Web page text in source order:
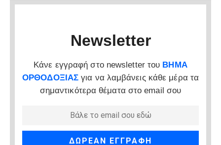
Newsletter
Κάνε εγγραφή στο newsletter του ΒΗΜΑ
ΟΡΘΟΔΟΞΙΑΣ για να λαμβάνεις κάθε μέρα τα
σημαντικότερα θέματα στο email σου